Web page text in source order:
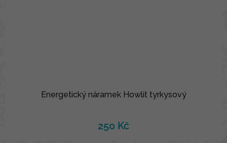
Energetický náramek Howlit tyrkysový
250 Kč